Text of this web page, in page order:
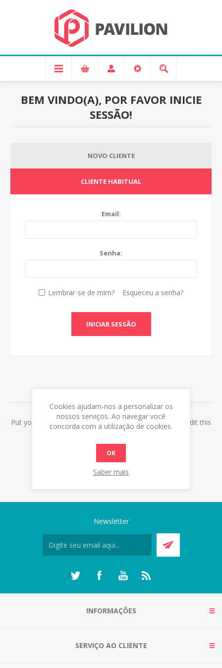
BEM VINDO(A), POR FAVOR INICIE
SESSÃO!
NOVO CLIENTE
CLIENTE HABITUAL
Email:
Senha:
Lembrar-se de mim? Esqueceu a senha?
INICIAR SESSÃO
Put your login / registration information here. You can edit this
Newsletter
INFORMAÇÕES
SERVIÇO AO CLIENTE
Cookies ajudam-nos a personalizar os
nossos serviços. Ao navegar você
concorda com a utilização de cookies.
OK
Saber mais